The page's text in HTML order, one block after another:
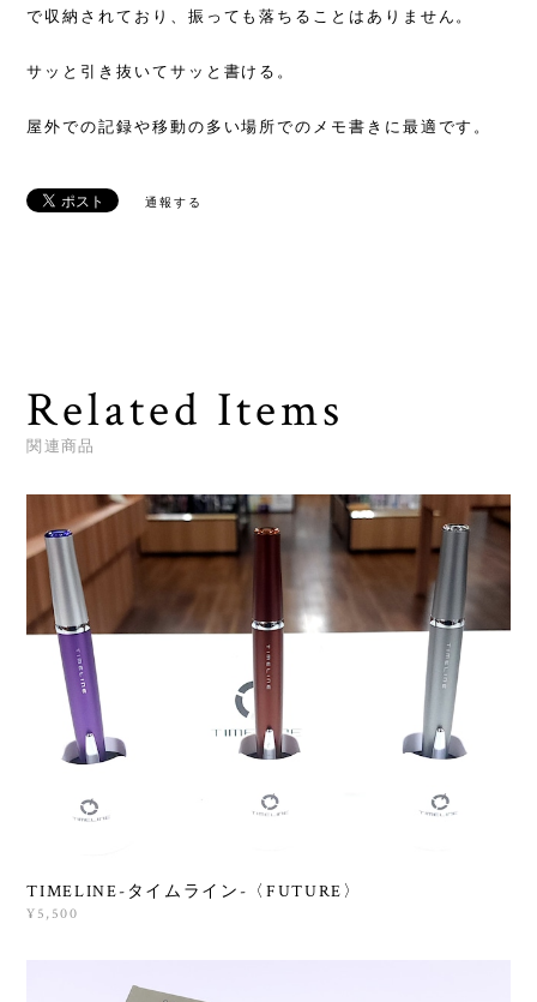
で収納されており、振っても落ちることはありません。
サッと引き抜いてサッと書ける。
屋外での記録や移動の多い場所でのメモ書きに最適です。
通報する
Related Items
関連商品
TIMELINE-タイムライン-〈FUTURE〉
¥5,500